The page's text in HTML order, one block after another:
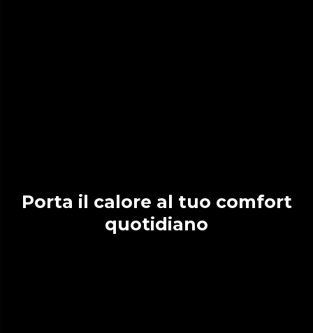
Porta il calore al tuo comfort
quotidiano